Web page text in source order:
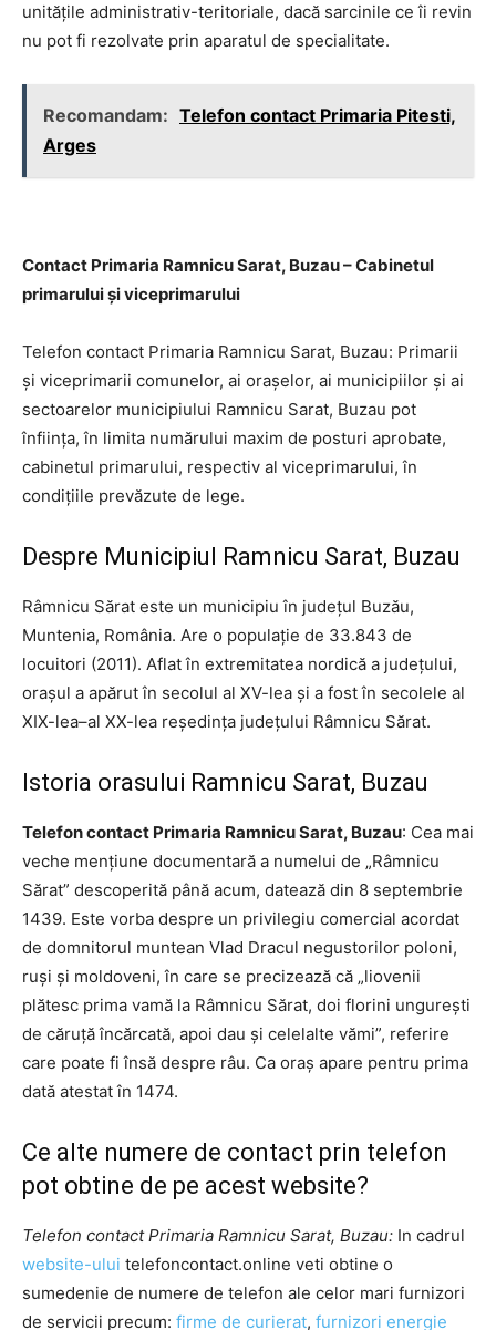
unităţile administrativ-teritoriale, dacă sarcinile ce îi revin
nu pot fi rezolvate prin aparatul de specialitate.
Recomandam: Telefon contact Primaria Pitesti,
Arges
Contact Primaria Ramnicu Sarat, Buzau – Cabinetul
primarului şi viceprimarului
Telefon contact Primaria Ramnicu Sarat, Buzau: Primarii
şi viceprimarii comunelor, ai oraşelor, ai municipiilor şi ai
sectoarelor municipiului Ramnicu Sarat, Buzau pot
înfiinţa, în limita numărului maxim de posturi aprobate,
cabinetul primarului, respectiv al viceprimarului, în
condiţiile prevăzute de lege.
Despre Municipiul Ramnicu Sarat, Buzau
Râmnicu Sărat este un municipiu în județul Buzău,
Muntenia, România. Are o populație de 33.843 de
locuitori (2011). Aflat în extremitatea nordică a județului,
orașul a apărut în secolul al XV-lea și a fost în secolele al
XIX-lea–al XX-lea reședința județului Râmnicu Sărat.
Istoria orasului Ramnicu Sarat, Buzau
Telefon contact Primaria Ramnicu Sarat, Buzau: Cea mai
veche mențiune documentară a numelui de „Râmnicu
Sărat” descoperită până acum, datează din 8 septembrie
1439. Este vorba despre un privilegiu comercial acordat
de domnitorul muntean Vlad Dracul negustorilor poloni,
ruși și moldoveni, în care se precizează că „liovenii
plătesc prima vamă la Râmnicu Sărat, doi florini ungurești
de căruță încărcată, apoi dau și celelalte vămi”, referire
care poate fi însă despre râu. Ca oraș apare pentru prima
dată atestat în 1474.
Ce alte numere de contact prin telefon
pot obtine de pe acest website?
Telefon contact Primaria Ramnicu Sarat, Buzau: In cadrul
website-ului telefoncontact.online veti obtine o
sumedenie de numere de telefon ale celor mari furnizori
de servicii precum: firme de curierat, furnizori energie